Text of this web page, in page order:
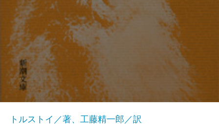
トルストイ／著、工藤精一郎／訳